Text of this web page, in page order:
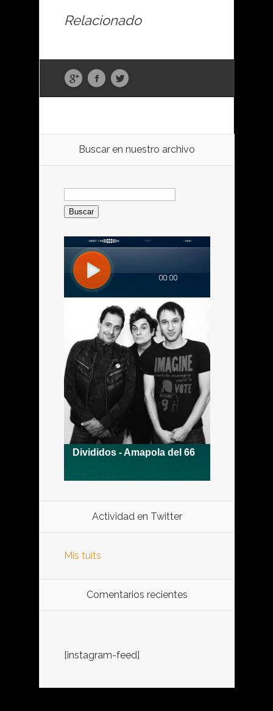
Relacionado
Buscar en nuestro archivo
Buscar:
Actividad en Twitter
Mis tuits
Comentarios recientes
[instagram-feed]